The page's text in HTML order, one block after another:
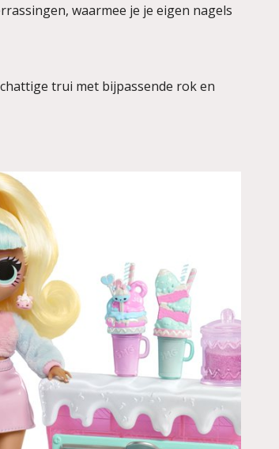
waarmee je je eigen nagels
trui met bijpassende rok en